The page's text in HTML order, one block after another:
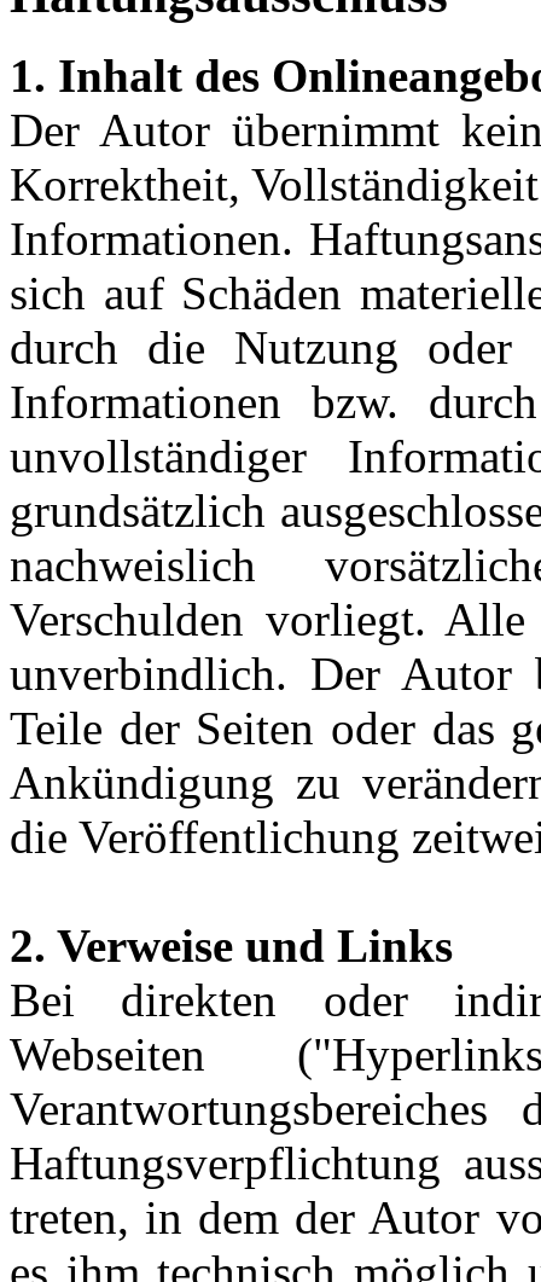
1. Inhalt des
Der Autor übernimmt
Korrektheit,
Informationen.
sich auf Schäden
durch die Nutzung oder
Informationen bzw.
unvollständiger
grundsätzlich
nachweislich
Verschulden vorliegt.
unverbindlich. Der Autor
Teile der Seiten oder das
Ankündigung zu
die Veröffentlichung
2. Verweise und Links
Bei direkten oder
Webseiten
Haftungsverpflichtung
treten, in dem der Autor